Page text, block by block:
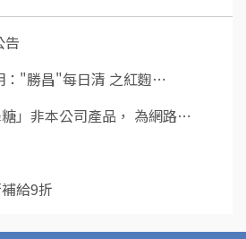
告
："勝昌"每日清 之紅麴⋯
」非本公司產品， 為網路⋯
給9折